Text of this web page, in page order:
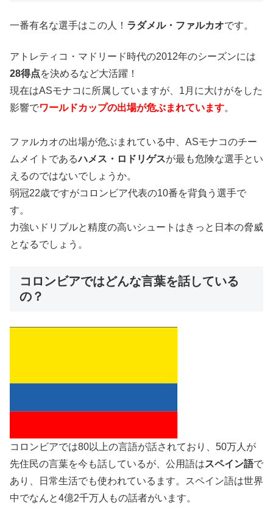
一番有名な選手はこの人！ ラダメル・ファルカオです。
アトレティコ・マドリード時代の2012年のシーズンには
28得点を決めるなど大活躍！
現在はASモナコに所属していますが、1月に大けがをした
影響でワールドカップの出場が危ぶまれています。
ファルカオの出場が危ぶまれている中、ASモナコのチー
ムメイトであるハメス・ロドリゲスが最も危険な選手とい
えるのではないでしょうか。
弱冠22歳ですがコロンビア代表の10番を背負う選手で
す。
力強いドリブルと精度の高いシュートはきっと日本の脅威
となるでしょう。
コロンビアではどんな言葉を話している
の？
コロンビアでは80以上の言語が話されており、50万人が
先住民の言葉を今も話しているが、公用語はスペイン語で
あり、日常生活でも使われているます。スペイン語は世界
中でなんと4億2千万人もの話者がいます。